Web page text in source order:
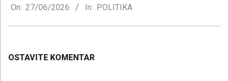
06-
On: 27/06/2026 In: POLITIKA
OSTAVITE KOMENTAR